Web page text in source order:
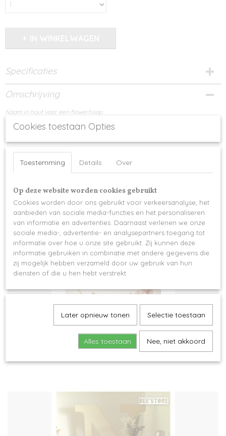
Specificaties
Productcode
1093-15567
Omschrijving
Naam in hout voor een flowerhoop
Ook interessant
Flowerhoop in hout met naam & afgewerkt met droogbloemen
Cookies toestaan Opties
Toestemming Details Over
Op deze website worden cookies gebruikt
Cookies worden door ons gebruikt voor verkeersanalyse, het
aanbieden van sociale media-functies en het personaliseren
van informatie en advertenties. Daarnaast verlenen we onze
sociale media-, advertentie- en analysepartners toegang tot
informatie over hoe u onze site gebruikt. Zij kunnen deze
informatie gebruiken in combinatie met andere gegevens die
zij mogelijk hebben verzameld door uw gebruik van hun
diensten of die u hen hebt verstrekt.
Later opnieuw tonen Selectie toestaan
Alles toestaan Nee, niet akkoord